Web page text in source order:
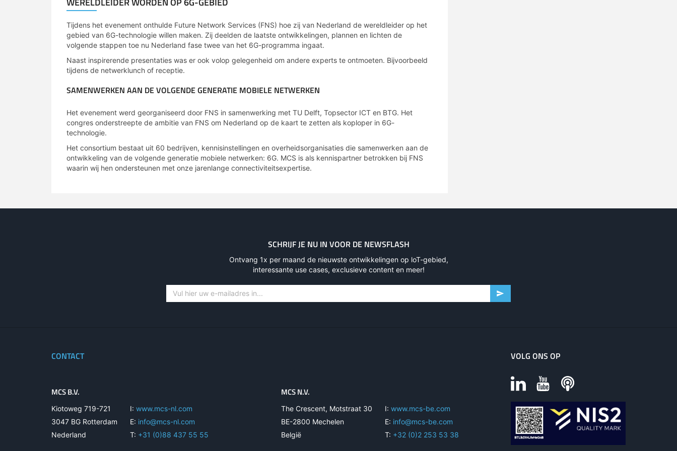
Tijdens het evenement onthulde Future Network Services (FNS) hoe zij van Nederland de wereldleider op het
gebied van 6G-technologie willen maken. Zij deelden de laatste ontwikkelingen, plannen en lichten de
volgende stappen toe nu Nederland fase twee van het 6G-programma ingaat.
Naast inspirerende presentaties was er ook volop gelegenheid om andere experts te ontmoeten. Bijvoorbeeld
tijdens de netwerklunch of receptie.
SAMENWERKEN AAN DE VOLGENDE GENERATIE MOBIELE NETWERKEN
Het evenement werd georganiseerd door FNS in samenwerking met TU Delft, Topsector ICT en BTG. Het
congres onderstreepte de ambitie van FNS om Nederland op de kaart te zetten als koploper in 6G-
technologie.
Het consortium bestaat uit 60 bedrijven, kennisinstellingen en overheidsorganisaties die samenwerken aan de
ontwikkeling van de volgende generatie mobiele netwerken: 6G. MCS is als kennispartner betrokken bij FNS
waarin wij hen ondersteunen met onze jarenlange connectiviteitsexpertise.
SCHRIJF JE NU IN VOOR DE NEWSFLASH
Ontvang 1x per maand de nieuwste ontwikkelingen op loT-gebied,
interessante use cases, exclusieve content en meer!
CONTACT
MCS B.V.
Kiotoweg 719-721
3047 BG Rotterdam
Nederland
I: www.mcs-nl.com
E: info@mcs-nl.com
T: +31 (0)88 437 55 55
MCS N.V.
The Crescent, Motstraat 30
BE-2800 Mechelen
België
I: www.mcs-be.com
E: info@mcs-be.com
T: +32 (0)2 253 53 38
VOLG ONS OP